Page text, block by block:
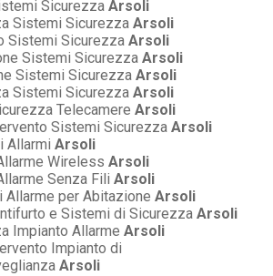
Sicurezza Arsoli
Sistemi Sicurezza Arsoli
Sistemi Sicurezza Arsoli
Sistemi Sicurezza Arsoli
Sistemi Sicurezza Arsoli
Sistemi Sicurezza Arsoli
Telecamere Arsoli
Sistemi Sicurezza Arsoli
Allarmi Arsoli
Wireless Arsoli
Senza Fili Arsoli
Allarme per Abitazione Arsoli
e Sistemi di Sicurezza Arsoli
Impianto Allarme Arsoli
Impianto di
Arsoli